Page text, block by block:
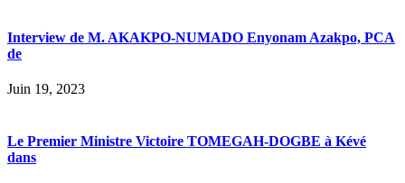
Interview de M. AKAKPO-NUMADO Enyonam Azakpo, PCA
de
Juin 19, 2023
Le Premier Ministre Victoire TOMEGAH-DOGBE à Kévé
dans